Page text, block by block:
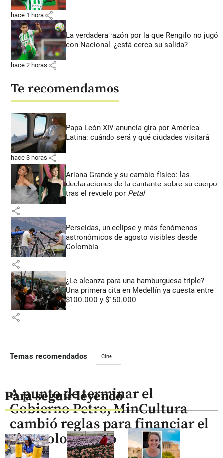
hace 1 hora share
La verdadera razón por la que Rengifo no jugó
con Nacional: ¿está cerca su salida?
hace 2 horas share
Te recomendamos
Papa León XIV anuncia gira por América
Latina: cuándo será y qué ciudades visitará
hace 3 horas share
Ariana Grande y su cambio físico: las
declaraciones de la cantante sobre su cuerpo
tras el revuelo por Petal
share
Perseidas, un eclipse y más fenómenos
astronómicos de agosto visibles desde
Colombia
share
¿Le alcanza para una hamburguesa triple?
Una primera cita en Medellín ya cuesta entre
$100.000 y $150.000
share
Temas recomendados Cine
Para seguir leyendo
A punto de terminar el
Gobierno Petro, MinCultura
cambió reglas para financiar el
cine colombiano